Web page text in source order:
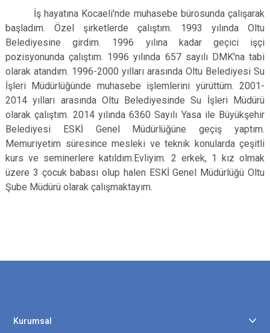
İş hayatına Kocaeli'nde muhasebe bürosunda çalışarak
başladım. Özel şirketlerde çalıştım. 1993 yılında Oltu
Belediyesine girdim. 1996 yılına kadar geçici işçi
pozisyonunda çalıştım. 1996 yılında 657 sayılı DMK'na tabi
olarak atandım. 1996-2000 yılları arasında Oltu Belediyesi Su
İşleri Müdürlüğünde muhasebe işlemlerini yürüttüm. 2001-
2014 yılları arasında Oltu Belediyesinde Su İşleri Müdürü
olarak çalıştım. 2014 yılında 6360 Sayılı Yasa ile Büyükşehir
Belediyesi ESKİ Genel Müdürlüğüne geçiş yaptım.
Memuriyetim süresince mesleki ve teknik konularda çeşitli
kurs ve seminerlere katıldım.Evliyim. 2 erkek, 1 kız olmak
üzere 3 çocuk babası olup halen ESKİ Genel Müdürlüğü Oltu
Şube Müdürü olarak çalışmaktayım.
Kurumsal